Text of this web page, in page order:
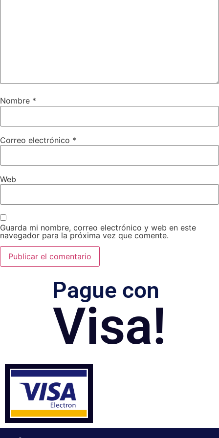
Nombre *
Correo electrónico *
Web
Guarda mi nombre, correo electrónico y web en este
navegador para la próxima vez que comente.
Pague con
Visa!